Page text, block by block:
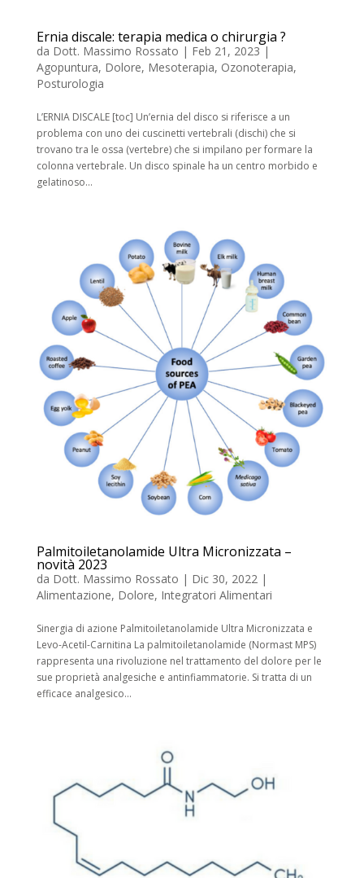
Ernia discale: terapia medica o chirurgia ?
da Dott. Massimo Rossato | Feb 21, 2023 |
Agopuntura, Dolore, Mesoterapia, Ozonoterapia,
Posturologia
L’ERNIA DISCALE [toc] Un’ernia del disco si riferisce a un
problema con uno dei cuscinetti vertebrali (dischi) che si
trovano tra le ossa (vertebre) che si impilano per formare la
colonna vertebrale. Un disco spinale ha un centro morbido e
gelatinoso...
Palmitoiletanolamide Ultra Micronizzata –
novità 2023
da Dott. Massimo Rossato | Dic 30, 2022|
Alimentazione, Dolore, Integratori Alimentari
Sinergia di azione Palmitoiletanolamide Ultra Micronizzata e
Levo-Acetil-Carnitina La palmitoiletanolamide (Normast MPS)
rappresenta una rivoluzione nel trattamento del dolore per le
sue proprietà analgesiche e antinfiammatorie. Si tratta di un
efficace analgesico...